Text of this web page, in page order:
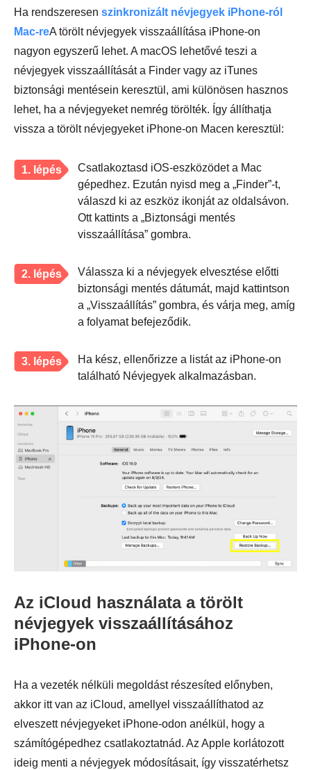
Ha rendszeresen szinkronizált névjegyek iPhone-ról
Mac-reA törölt névjegyek visszaállítása iPhone-on
nagyon egyszerű lehet. A macOS lehetővé teszi a
névjegyek visszaállítását a Finder vagy az iTunes
biztonsági mentésein keresztül, ami különösen hasznos
lehet, ha a névjegyeket nemrég törölték. Így állíthatja
vissza a törölt névjegyeket iPhone-on Macen keresztül:
1. lépés
Csatlakoztasd iOS-eszközödet a Mac
gépedhez. Ezután nyisd meg a „Finder”-t,
válaszd ki az eszköz ikonját az oldalsávon.
Ott kattints a „Biztonsági mentés
visszaállítása” gombra.
2. lépés
Válassza ki a névjegyek elvesztése előtti
biztonsági mentés dátumát, majd kattintson
a „Visszaállítás” gombra, és várja meg, amíg
a folyamat befejeződik.
3. lépés
Ha kész, ellenőrizze a listát az iPhone-on
található Névjegyek alkalmazásban.
Az iCloud használata a törölt
névjegyek visszaállításához
iPhone-on
Ha a vezeték nélküli megoldást részesíted előnyben,
akkor itt van az iCloud, amellyel visszaállíthatod az
elveszett névjegyeket iPhone-odon anélkül, hogy a
számítógépedhez csatlakoztatnád. Az Apple korlátozott
ideig menti a névjegyek módosításait, így visszatérhetsz